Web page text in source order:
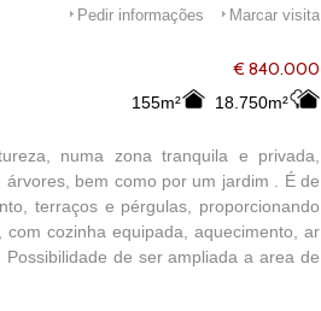
Marcar visita
Pedir informações
€ 840.000
155m²
18.750m²
numa zona tranquila e privada,
bem como por um jardim . É de
terraços e pérgulas, proporcionando
cozinha equipada, aquecimento, ar
de ser ampliada a area de